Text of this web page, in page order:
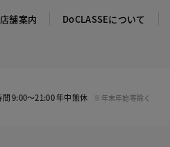
舗案内 DoCLASSEについて
間 9:00～21:00 年中無休 ※年末年始等除く